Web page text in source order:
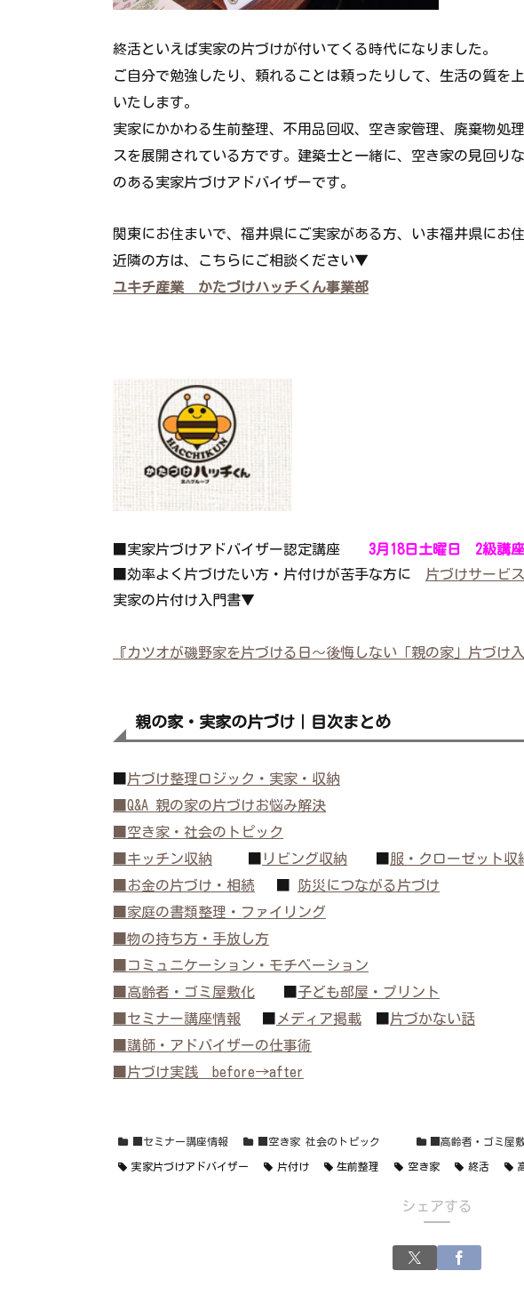
終活といえば実家の片づけが付いてくる時代になりました。
ご自分で勉強したり、頼れることは頼ったりして、生活の質を
いたします。
実家にかかわる生前整理、不用品回収、空き家管理、廃棄物処
スを展開されている方です。建築士と一緒に、空き家の見回り
のある実家片づけアドバイザーです。
関東にお住まいで、福井県にご実家がある方、いま福井県にお
近隣の方は、こちらにご相談ください▼
ユキチ産業 かたづけハッチくん事業部
■実家片づけアドバイザー認定講座 3月18日土曜日 2級講
■効率よく片づけたい方・片付けが苦手な方に
片づけサービス
実家の片付け入門書▼
『カツオが磯野家を片づける日～後悔しない「親の家」片づけ
親の家・実家の片づけ｜目次まとめ
片づけ整理ロジック・実家・収納
■Q&A 親の家の片づけお悩み解決
■空き家・社会のトピック
■キッチン収納
リビング収納
服・クローゼット収
■お金の片づけ・相続
防災につながる片づけ
■家庭の書類整理・ファイリング
■物の持ち方・手放し方
■コミュニケーション・モチベーション
■高齢者・ゴミ屋敷化
子ども部屋・プリント
■セミナー講座情報
メディア掲載
片づかない話
■講師・アドバイザーの仕事術
■片づけ実践 before→after
■セミナー講座情報 ■空き家 社会のトピック ■高齢者・ゴミ屋
実家片づけアドバイザー 片付け 生前整理 空き家 終活
シェアする